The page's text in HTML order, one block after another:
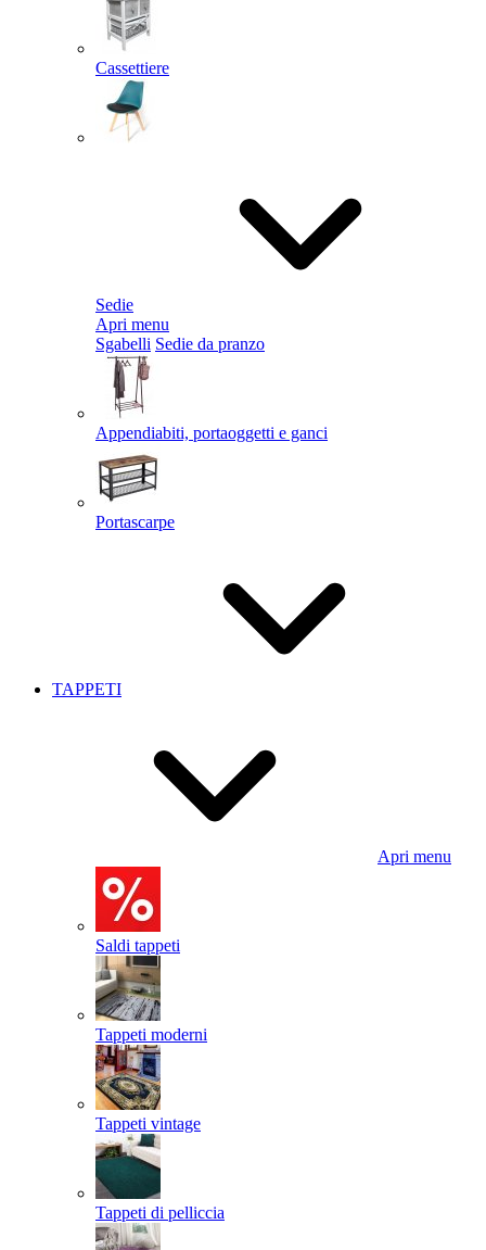
Cassettiere
Sedie
Apri menu
Sgabelli Sedie da pranzo
Appendiabiti, portaoggetti e ganci
Portascarpe
TAPPETI
Apri menu
Saldi tappeti
Tappeti moderni
Tappeti vintage
Tappeti di pelliccia